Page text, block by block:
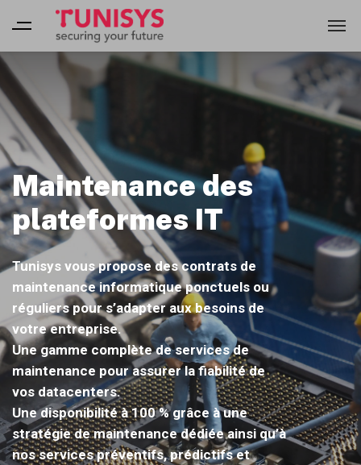
Maintenance des
plateformes IT
Tunisys vous propose des contrats de
maintenance informatique ponctuels ou
réguliers pour s’adapter aux besoins de
votre entreprise.
Une gamme complète de services de
maintenance pour assurer la fiabilité de
vos datacenters.
Une disponibilité à 100 % grâce à une
stratégie de maintenance dédiée ainsi qu’à
nos services préventifs, prédictifs et